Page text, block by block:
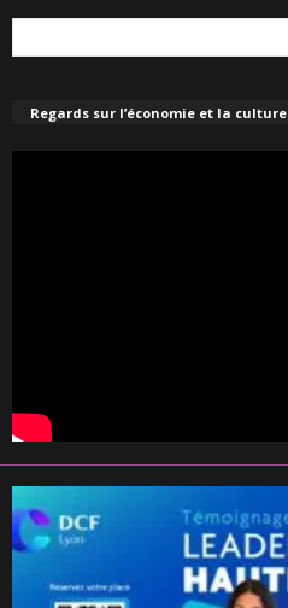
Regards sur l’économie et la culture